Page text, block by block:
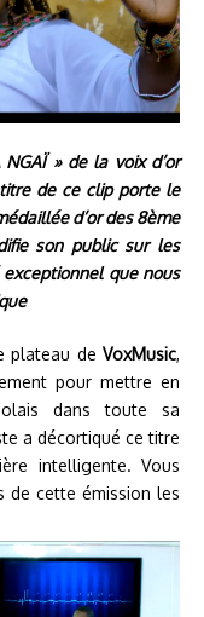
» de la voix d’or
titre de ce clip porte le
d’or des 8ème
son public sur les
que nous
plateau deVoxMusic,
pour mettre en
dans toute sa
a décortiqué ce titre
intelligente. Vous
de cette émission les